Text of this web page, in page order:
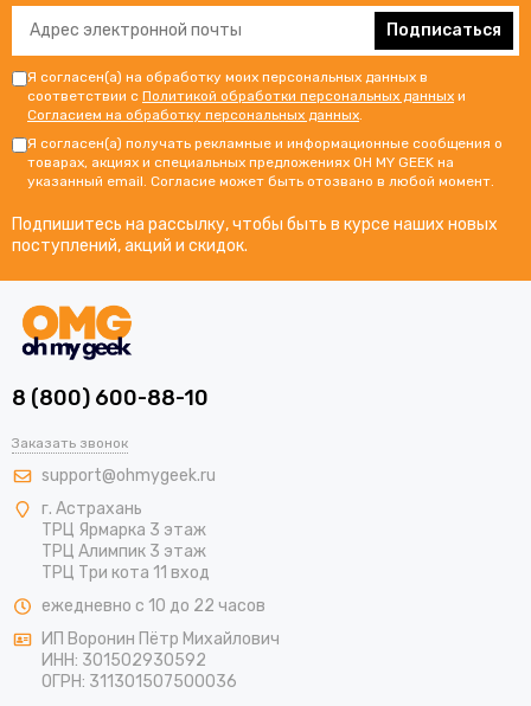
Подписаться
Я согласен(а) на обработку моих персональных данных в
соответствии с Политикой обработки персональных данных и
Согласием на обработку персональных данных.
Я согласен(а) получать рекламные и информационные сообщения о
товарах, акциях и специальных предложениях OH MY GEEK на
указанный email. Согласие может быть отозвано в любой момент.
Подпишитесь на рассылку, чтобы быть в курсе наших новых
поступлений, акций и скидок.
8 (800) 600-88-10
Заказать звонок
support@ohmygeek.ru
г. Астрахань
ТРЦ Ярмарка 3 этаж
ТРЦ Алимпик 3 этаж
ТРЦ Три кота 11 вход
ежедневно с 10 до 22 часов
ИП Воронин Пётр Михайлович
ИНН: 301502930592
ОГРН: 311301507500036